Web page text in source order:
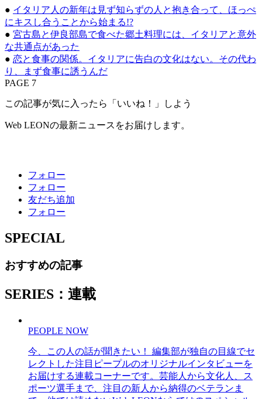
● イタリア人の新年は見ず知らずの人と抱き合って、ほっぺ
にキスし合うことから始まる!?
● 宮古島と伊良部島で食べた郷土料理には、イタリアと意外
な共通点があった
● 恋と食事の関係。イタリアに告白の文化はない。その代わ
り、まず食事に誘うんだ
PAGE 7
この記事が気に入ったら「いいね！」しよう
Web LEONの最新ニュースをお届けします。
フォロー
フォロー
友だち追加
フォロー
SPECIAL
おすすめの記事
SERIES：連載
PEOPLE NOW
今、この人の話が聞きたい！ 編集部が独自の目線でセ
レクトした注目ピープルのオリジナルインタビューを
お届けする連載コーナーです。芸能人から文化人、ス
ポーツ選手まで、注目の新人から納得のベテランま